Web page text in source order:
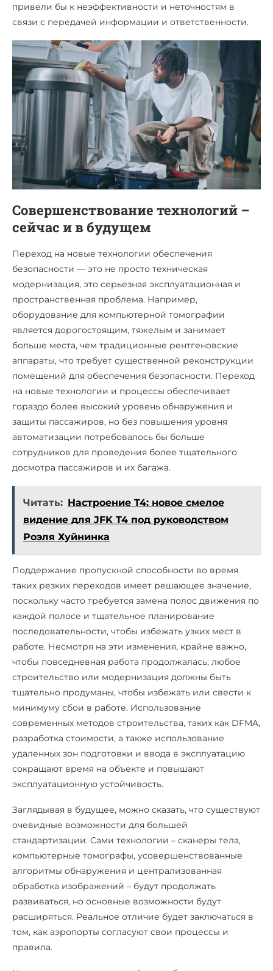
привели бы к неэффективности и неточностям в
связи с передачей информации и ответственности.
Совершенствование технологий –
сейчас и в будущем
Переход на новые технологии обеспечения
безопасности — это не просто техническая
модернизация, это серьезная эксплуатационная и
пространственная проблема. Например,
оборудование для компьютерной томографии
является дорогостоящим, тяжелым и занимает
больше места, чем традиционные рентгеновские
аппараты, что требует существенной реконструкции
помещений для обеспечения безопасности. Переход
на новые технологии и процессы обеспечивает
гораздо более высокий уровень обнаружения и
защиты пассажиров, но без повышения уровня
автоматизации потребовалось бы больше
сотрудников для проведения более тщательного
досмотра пассажиров и их багажа.
Читать: Настроение T4: новое смелое
видение для JFK T4 под руководством
Роэля Хуйнинка
Поддержание пропускной способности во время
таких резких переходов имеет решающее значение,
поскольку часто требуется замена полос движения по
каждой полосе и тщательное планирование
последовательности, чтобы избежать узких мест в
работе. Несмотря на эти изменения, крайне важно,
чтобы повседневная работа продолжалась; любое
строительство или модернизация должны быть
тщательно продуманы, чтобы избежать или свести к
минимуму сбои в работе. Использование
современных методов строительства, таких как DFMA,
разработка стоимости, а также использование
удаленных зон подготовки и ввода в эксплуатацию
сокращают время на объекте и повышают
эксплуатационную устойчивость.
Заглядывая в будущее, можно сказать, что существуют
очевидные возможности для большей
стандартизации. Сами технологии – сканеры тела,
компьютерные томографы, усовершенствованные
алгоритмы обнаружения и централизованная
обработка изображений – будут продолжать
развиваться, но основные возможности будут
расширяться. Реальное отличие будет заключаться в
том, как аэропорты согласуют свои процессы и
правила.